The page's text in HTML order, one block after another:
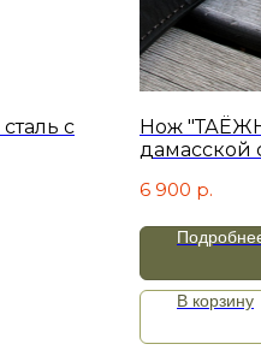
с
Нож
дамасской
6 900 р.
В корзину